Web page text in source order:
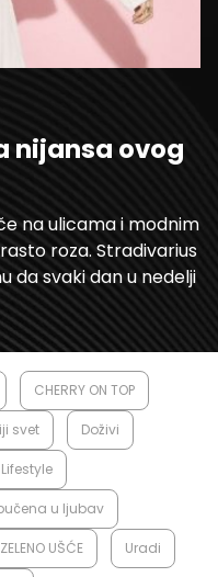
nijansa ovog
na ulicama i modnim
roza. Stradivarius
da svaki dan u nedelji
CHERRY ON TOP
svet Doživi
Lifestyle
u ljubav
UŠĆE Uradi